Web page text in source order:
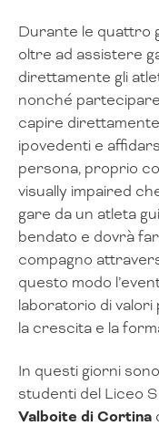
Durante le quattro
oltre ad assistere
direttamente gli
nonché
capire
ipovedenti e
persona, proprio
visually impaired
gare da un atleta
bendato e dovrà
compagno
questo modo
laboratorio di valori
la crescita e la
In questi giorni
studenti del Liceo
Valboite di Cortina